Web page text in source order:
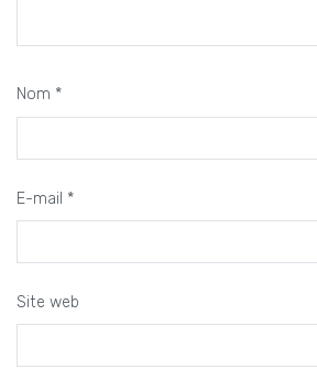
Nom *
E-mail *
Site web